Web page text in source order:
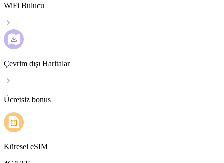
WiFi Bulucu
Çevrim dışı Haritalar
Ücretsiz bonus
Küresel eSIM